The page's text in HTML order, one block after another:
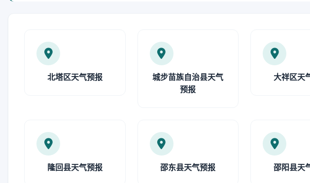
北塔区天气预报
城步苗族自治县天气
预报
大祥区天
隆回县天气预报 邵东县天气预报 邵阳县天